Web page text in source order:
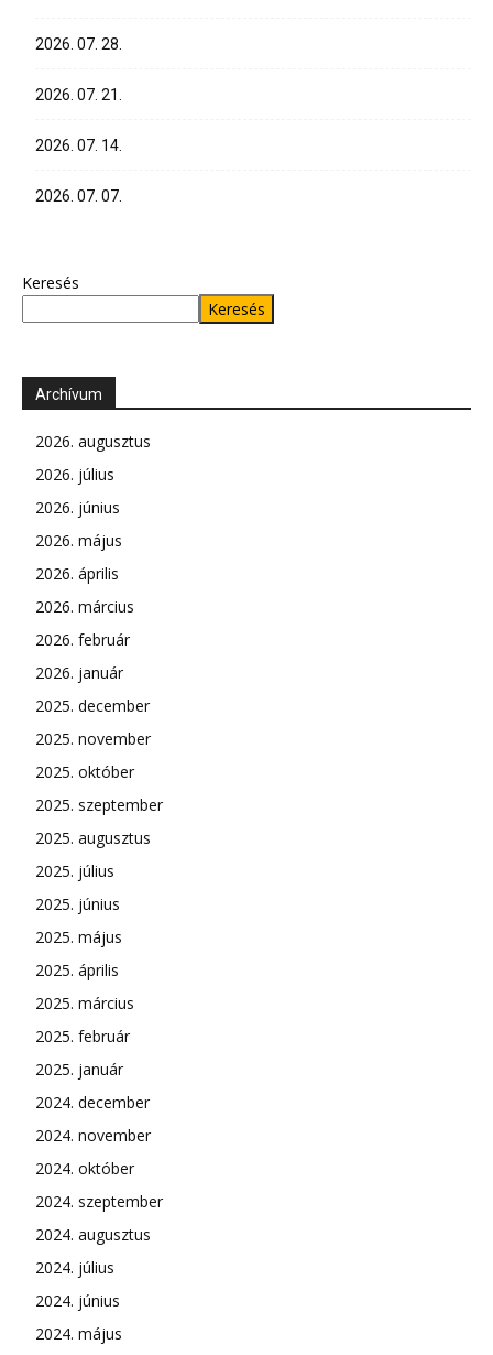
2026. 07. 28.
2026. 07. 21.
2026. 07. 14.
2026. 07. 07.
Keresés
Keresés
Archívum
2026. augusztus
2026. július
2026. június
2026. május
2026. április
2026. március
2026. február
2026. január
2025. december
2025. november
2025. október
2025. szeptember
2025. augusztus
2025. július
2025. június
2025. május
2025. április
2025. március
2025. február
2025. január
2024. december
2024. november
2024. október
2024. szeptember
2024. augusztus
2024. július
2024. június
2024. május